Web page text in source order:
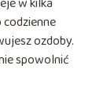
ozdoby.
spowolnić